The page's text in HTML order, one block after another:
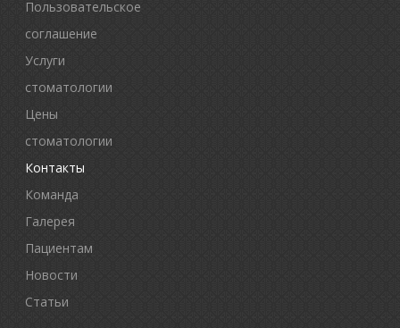
Пользовательское
соглашение
Услуги
стоматологии
Цены
стоматологии
Контакты
Команда
Галерея
Пациентам
Новости
Статьи